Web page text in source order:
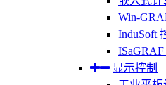
Win-
InduSoft
显示控制